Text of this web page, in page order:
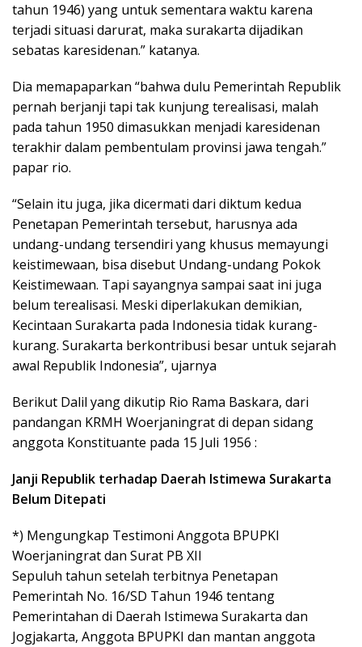
tahun 1946) yang untuk sementara waktu karena
terjadi situasi darurat, maka surakarta dijadikan
sebatas karesidenan.” katanya.
Dia memapaparkan “bahwa dulu Pemerintah Republik
pernah berjanji tapi tak kunjung terealisasi, malah
pada tahun 1950 dimasukkan menjadi karesidenan
terakhir dalam pembentulam provinsi jawa tengah.”
papar rio.
“Selain itu juga, jika dicermati dari diktum kedua
Penetapan Pemerintah tersebut, harusnya ada
undang-undang tersendiri yang khusus memayungi
keistimewaan, bisa disebut Undang-undang Pokok
Keistimewaan. Tapi sayangnya sampai saat ini juga
belum terealisasi. Meski diperlakukan demikian,
Kecintaan Surakarta pada Indonesia tidak kurang-
kurang. Surakarta berkontribusi besar untuk sejarah
awal Republik Indonesia”, ujarnya
Berikut Dalil yang dikutip Rio Rama Baskara, dari
pandangan KRMH Woerjaningrat di depan sidang
anggota Konstituante pada 15 Juli 1956 :
Janji Republik terhadap Daerah Istimewa Surakarta
Belum Ditepati
*) Mengungkap Testimoni Anggota BPUPKI
Woerjaningrat dan Surat PB XII
Sepuluh tahun setelah terbitnya Penetapan
Pemerintah No. 16/SD Tahun 1946 tentang
Pemerintahan di Daerah Istimewa Surakarta dan
Jogjakarta, Anggota BPUPKI dan mantan anggota